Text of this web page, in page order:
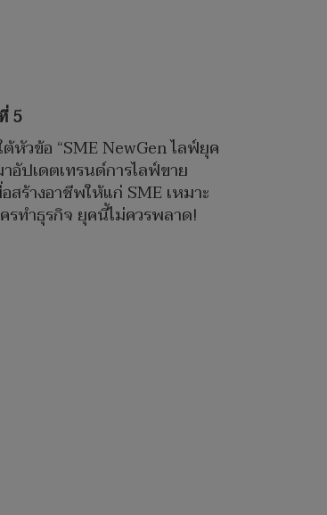
5
หัวข้อ “SME NewGen ไลฟ์ยุค
ปเดตเทรนด์การไลฟ์ขาย
ร้างอาชีพให้แก่ SME เหมาะ
ทำธุรกิจ ยุคนี้ไม่ควรพลาด!